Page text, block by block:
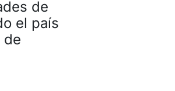
de
el país
de